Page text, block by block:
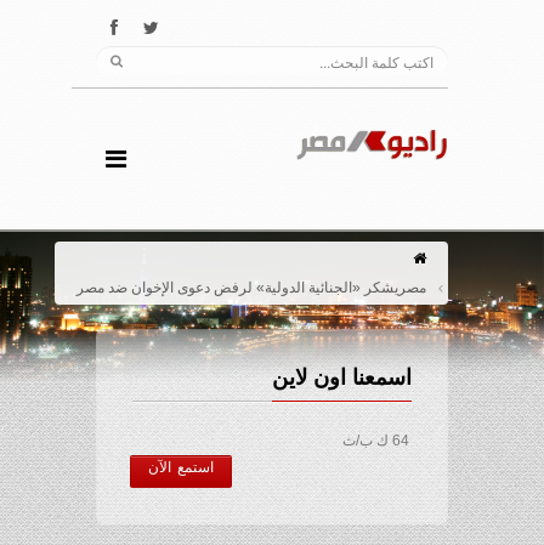
مصريشكر «الجنائية الدولية» لرفض دعوى الإخوان ضد مصر
اسمعنا اون لاين
64 ك ب/ث
استمع الآن